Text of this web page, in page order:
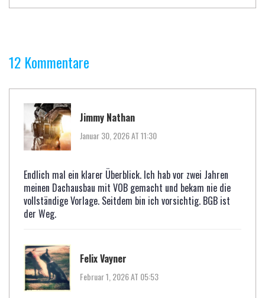
12 Kommentare
Jimmy Nathan
Januar 30, 2026 AT 11:30
Endlich mal ein klarer Überblick. Ich hab vor zwei Jahren
meinen Dachausbau mit VOB gemacht und bekam nie die
vollständige Vorlage. Seitdem bin ich vorsichtig. BGB ist
der Weg.
Felix Vayner
Februar 1, 2026 AT 05:53